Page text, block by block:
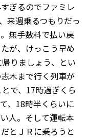
ぎるのでファミレ
来週乗るつもりだっ
無手数料で払い戻
が、けっこう早め
りましょう、とい
木まで行く列車が
で、17時過ぎくら
、18時半くらいに
人。そして運転本
とＪＲに乗ろうと